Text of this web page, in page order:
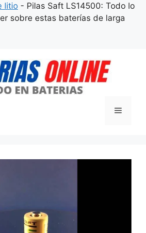
litio - Pilas Saft LS14500: Todo lo
sobre estas baterías de larga
Menú